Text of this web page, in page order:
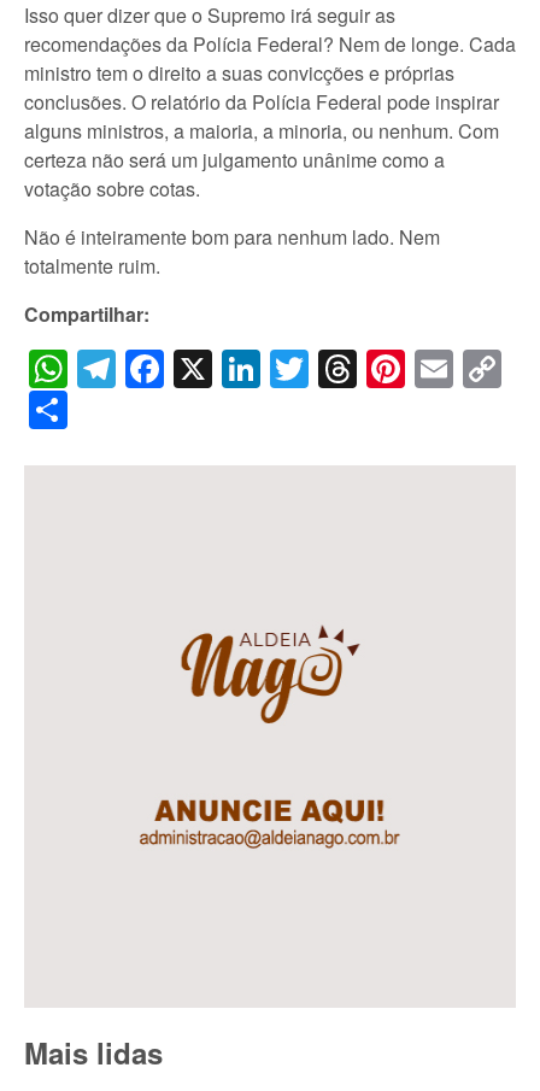
Isso quer dizer que o Supremo irá seguir as
recomendações da Polícia Federal? Nem de longe. Cada
ministro tem o direito a suas convicções e próprias
conclusões. O relatório da Polícia Federal pode inspirar
alguns ministros, a maioria, a minoria, ou nenhum. Com
certeza não será um julgamento unânime como a
votação sobre cotas.
Não é inteiramente bom para nenhum lado. Nem
totalmente ruim.
Compartilhar:
WhatsApp
Telegram
Facebook
X LinkedIn
Twitter
Threads
Mais lidas